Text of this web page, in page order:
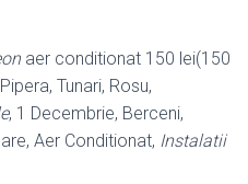
aer conditionat 150 lei(150
Tunari, Rosu,
, 1 Decembrie, Berceni,
Aer Conditionat, Instalatii